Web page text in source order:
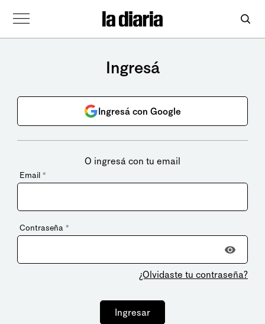
Ingresá
Ingresá con Google
O ingresá con tu email
Email *
Contraseña *
¿Olvidaste tu contraseña?
Ingresar